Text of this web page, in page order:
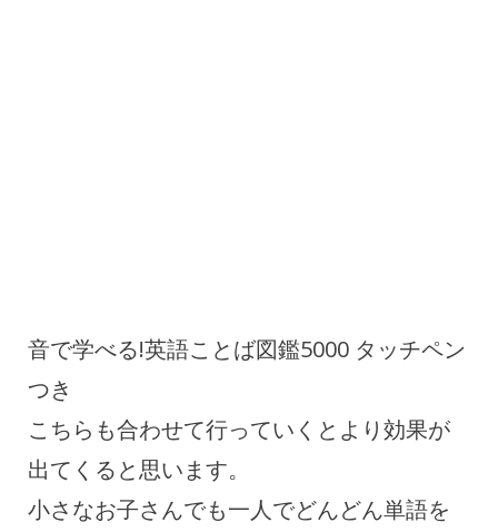
音で学べる!英語ことば図鑑5000 タッチペン
つき
こちらも合わせて行っていくとより効果が
出てくると思います。
小さなお子さんでも一人でどんどん単語を